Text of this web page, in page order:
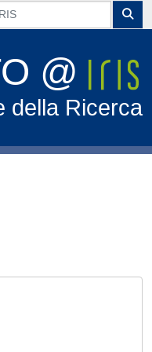
@
della Ricerca